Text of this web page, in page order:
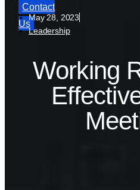
Contact
Us
May 28, 2023
Leadership
Working